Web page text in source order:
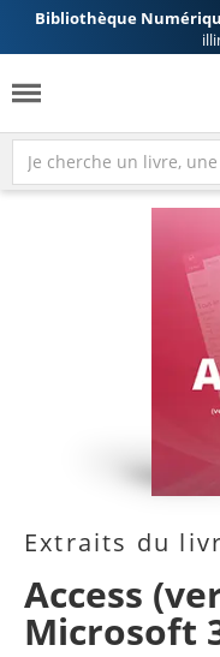
Bibliothèque
Extraits du
Access
Microsoft